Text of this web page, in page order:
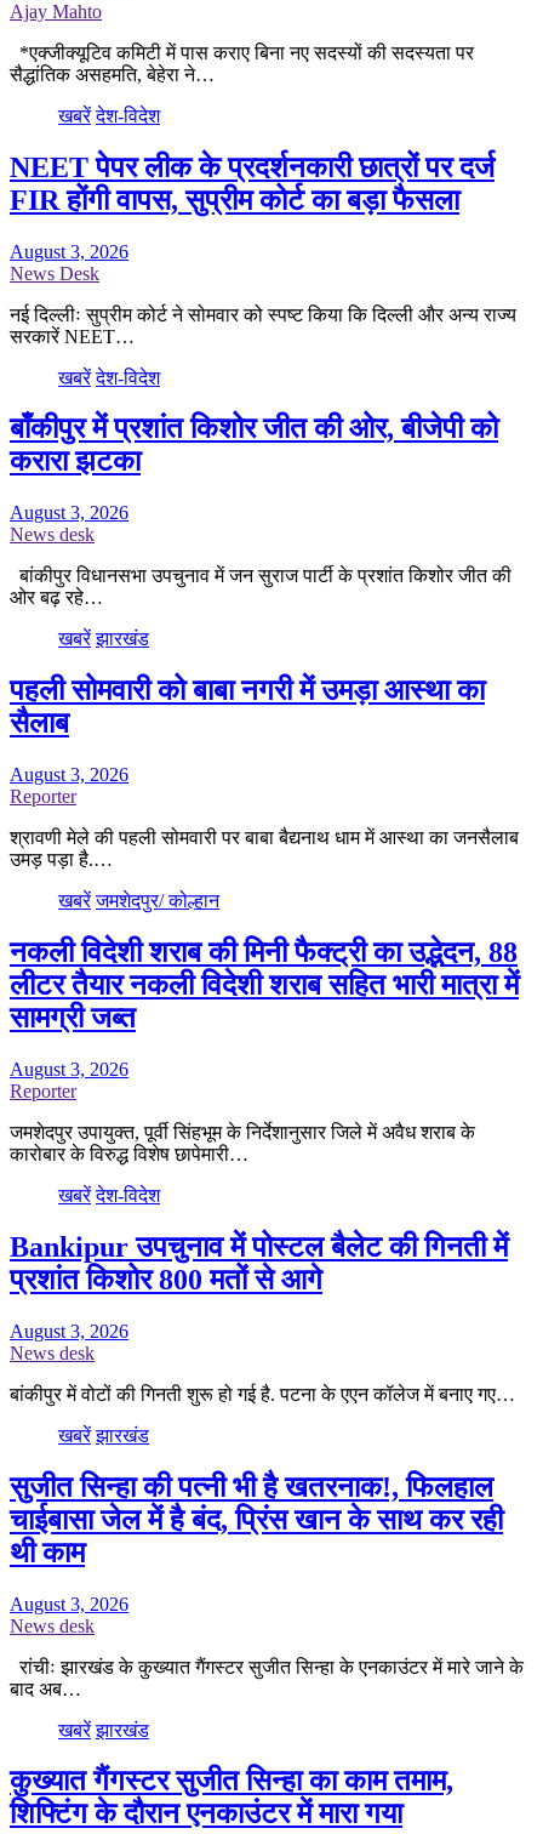
Ajay Mahto
*एक्जीक्यूटिव कमिटी में पास कराए बिना नए सदस्यों की सदस्यता पर
सैद्धांतिक असहमति, बेहेरा ने…
खबरें देश-विदेश
NEET पेपर लीक के प्रदर्शनकारी छात्रों पर दर्ज
FIR होंगी वापस, सुप्रीम कोर्ट का बड़ा फैसला
August 3, 2026
News Desk
नई दिल्लीः सुप्रीम कोर्ट ने सोमवार को स्पष्ट किया कि दिल्ली और अन्य राज्य
सरकारें NEET…
खबरें देश-विदेश
बाँकीपुर में प्रशांत किशोर जीत की ओर, बीजेपी को
करारा झटका
August 3, 2026
News desk
बांकीपुर विधानसभा उपचुनाव में जन सुराज पार्टी के प्रशांत किशोर जीत की
ओर बढ़ रहे…
खबरें झारखंड
पहली सोमवारी को बाबा नगरी में उमड़ा आस्था का
सैलाब
August 3, 2026
Reporter
श्रावणी मेले की पहली सोमवारी पर बाबा बैद्यनाथ धाम में आस्था का जनसैलाब
उमड़ पड़ा है.…
खबरें जमशेदपुर/ कोल्हान
नकली विदेशी शराब की मिनी फैक्ट्री का उद्भेदन, 88
लीटर तैयार नकली विदेशी शराब सहित भारी मात्रा में
सामग्री जब्त
August 3, 2026
Reporter
जमशेदपुर उपायुक्त, पूर्वी सिंहभूम के निर्देशानुसार जिले में अवैध शराब के
कारोबार के विरुद्ध विशेष छापेमारी…
खबरें देश-विदेश
Bankipur उपचुनाव में पोस्टल बैलेट की गिनती में
प्रशांत किशोर 800 मतों से आगे
August 3, 2026
News desk
बांकीपुर में वोटों की गिनती शुरू हो गई है. पटना के एएन कॉलेज में बनाए गए…
खबरें झारखंड
सुजीत सिन्हा की पत्नी भी है खतरनाक!, फिलहाल
चाईबासा जेल में है बंद, प्रिंस खान के साथ कर रही
थी काम
August 3, 2026
News desk
रांचीः झारखंड के कुख्यात गैंगस्टर सुजीत सिन्हा के एनकाउंटर में मारे जाने के
बाद अब…
खबरें झारखंड
कुख्यात गैंगस्टर सुजीत सिन्हा का काम तमाम,
शिफ्टिंग के दौरान एनकाउंटर में मारा गया